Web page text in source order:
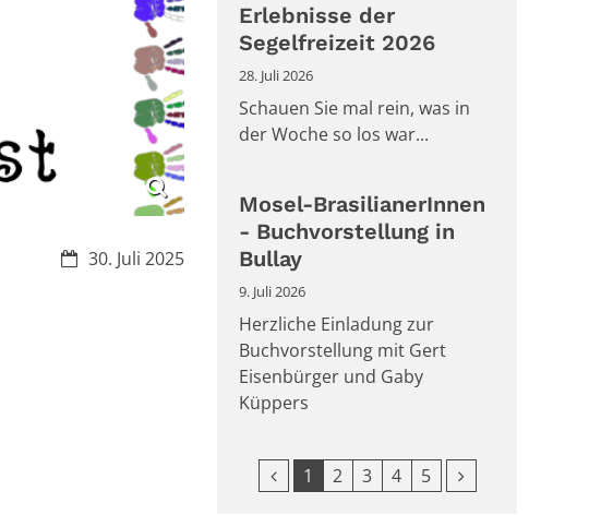
Datum:30. Juli 2025
Erlebnisse der
Segelfreizeit 2026
28. Juli 2026
Schauen Sie mal rein, was in
der Woche so los war...
Mosel-BrasilianerInnen
- Buchvorstellung in
Bullay
9. Juli 2026
Herzliche Einladung zur
Buchvorstellung mit Gert
Eisenbürger und Gaby
Küppers
Vorherige Seite
1 2 3 4 5 Nächste Seite